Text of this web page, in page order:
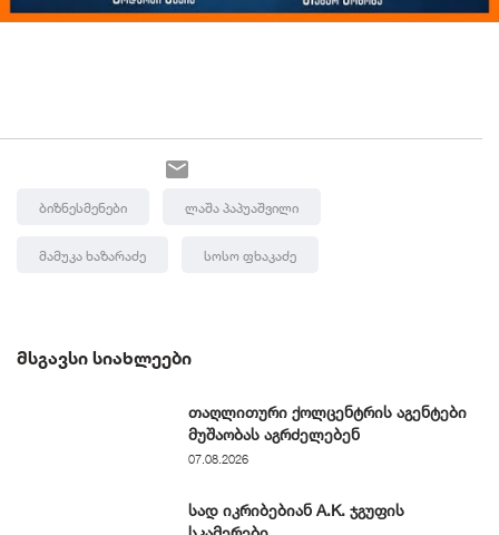
Ბიზნესმენები Ლაშა Პაპუაშვილი
Მამუკა Ხაზარაძე Სოსო Ფხაკაძე
ᲛᲡᲒᲐᲕᲡᲘ ᲡᲘᲐᲮᲚᲔᲔᲑᲘ
თაღლითური ქოლცენტრის აგენტები
მუშაობას აგრძელებენ
07.08.2026
სად იკრიბებიან A.K. ჯგუფის